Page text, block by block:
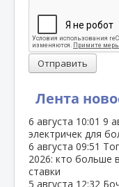
Лента
6 августа 10:01 9
электричек для
6 августа 09:51
2026: кто больше
ставки
5 августа 12:32
Отправить